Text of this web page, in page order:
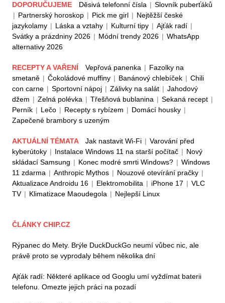
DOPORUČUJEME Děsivá telefonní čísla | Slovník puberťáků
| Partnerský horoskop | Pick me girl | Nejtěžší české
jazykolamy | Láska a vztahy | Kulturní tipy | Ajťák radí |
Svátky a prázdniny 2026 | Módní trendy 2026 | WhatsApp
alternativy 2026
RECEPTY A VAŘENÍ Vepřová panenka | Fazolky na
smetaně | Čokoládové muffiny | Banánový chlebíček | Chili
con carne | Sportovní nápoj | Zálivky na salát | Jahodový
džem | Zelná polévka | Třešňová bublanina | Sekaná recept |
Perník | Lečo | Recepty s rybízem | Domácí housky |
Zapečené brambory s uzeným
AKTUÁLNÍ TÉMATA Jak nastavit Wi-Fi | Varování před
kyberútoky | Instalace Windows 11 na starší počítač | Nový
skládací Samsung | Konec modré smrti Windows? | Windows
11 zdarma | Anthropic Mythos | Nouzové otevírání pračky |
Aktualizace Androidu 16 | Elektromobilita | iPhone 17 | VLC
TV | Klimatizace Maoudegola | Nejlepší Linux
ČLÁNKY CHIP.CZ
Rýpanec do Mety. Brýle DuckDuckGo neumí vůbec nic, ale
právě proto se vyprodaly během několika dní
Ajťák radí: Některé aplikace od Googlu umí vyždímat baterii
telefonu. Omezte jejich práci na pozadí